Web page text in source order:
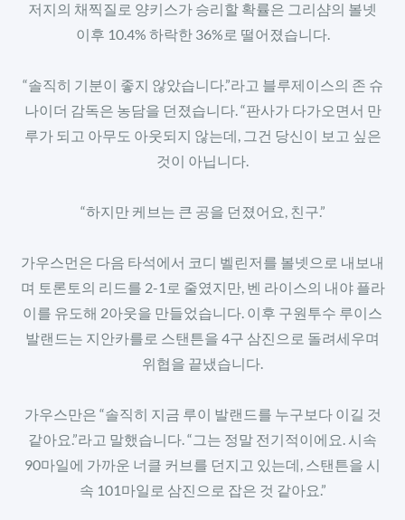
저지의 채찍질로 양키스가 승리할 확률은 그리샴의 볼넷
이후 10.4% 하락한 36%로 떨어졌습니다.
“솔직히 기분이 좋지 않았습니다.”라고 블루제이스의 존 슈
나이더 감독은 농담을 던졌습니다. “판사가 다가오면서 만
루가 되고 아무도 아웃되지 않는데, 그건 당신이 보고 싶은
것이 아닙니다.
“하지만 케브는 큰 공을 던졌어요, 친구.”
가우스먼은 다음 타석에서 코디 벨린저를 볼넷으로 내보내
며 토론토의 리드를 2-1로 줄였지만, 벤 라이스의 내야 플라
이를 유도해 2아웃을 만들었습니다. 이후 구원투수 루이스
발랜드는 지안카를로 스탠튼을 4구 삼진으로 돌려세우며
위협을 끝냈습니다.
가우스만은 “솔직히 지금 루이 발랜드를 누구보다 이길 것
같아요.”라고 말했습니다. “그는 정말 전기적이에요. 시속
90마일에 가까운 너클 커브를 던지고 있는데, 스탠튼을 시
속 101마일로 삼진으로 잡은 것 같아요.”